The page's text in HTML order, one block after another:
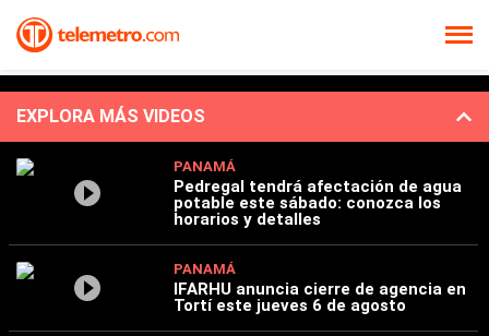
EXPLORA MÁS VIDEOS
PANAMÁ
Pedregal tendrá afectación de agua
potable este sábado: conozca los
horarios y detalles
PANAMÁ
IFARHU anuncia cierre de agencia en
Tortí este jueves 6 de agosto